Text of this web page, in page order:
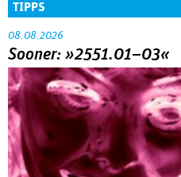
TIPPS
08.08.2026
Sooner: »2551.01–03«